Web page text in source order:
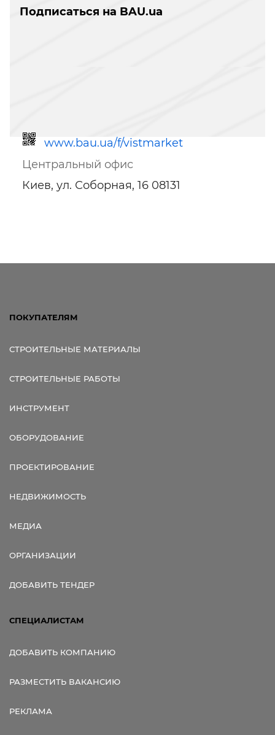
Подписаться на BAU.ua
www.bau.ua/f/vistmarket
Центральный офис
Киев, ул. Соборная, 16 08131
ПОКУПАТЕЛЯМ
СТРОИТЕЛЬНЫЕ МАТЕРИАЛЫ
СТРОИТЕЛЬНЫЕ РАБОТЫ
ИНСТРУМЕНТ
ОБОРУДОВАНИЕ
ПРОЕКТИРОВАНИЕ
НЕДВИЖИМОСТЬ
МЕДИА
ОРГАНИЗАЦИИ
ДОБАВИТЬ ТЕНДЕР
СПЕЦИАЛИСТАМ
ДОБАВИТЬ КОМПАНИЮ
РАЗМЕСТИТЬ ВАКАНСИЮ
РЕКЛАМА